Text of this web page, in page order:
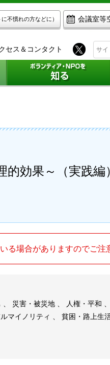
不慣れの方などに） 会議室等
セス＆コンタクト
効果～（実践編
場合がありますのでご注
災害・被災地 、 人権・平和
マイノリティ 、 貧困・路上生